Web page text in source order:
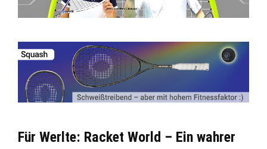
Für Werlte: Racket World – Ein wahrer